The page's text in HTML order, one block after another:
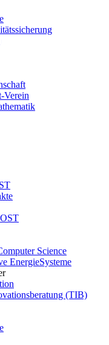
Verein
Science
EnergieSysteme
(TIB)